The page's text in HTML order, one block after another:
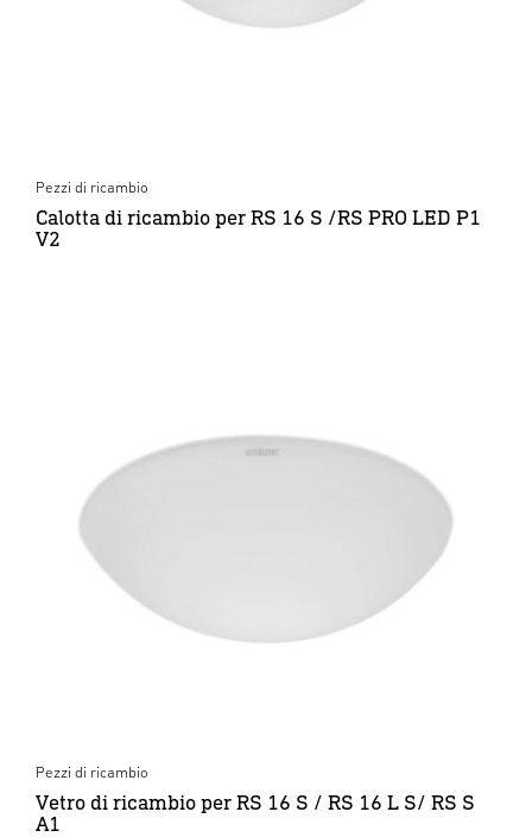
Pezzi di ricambio
Calotta di ricambio per RS 16 S /RS PRO LED P1
V2
Pezzi di ricambio
Vetro di ricambio per RS 16 S / RS 16 L S/ RS S
A1